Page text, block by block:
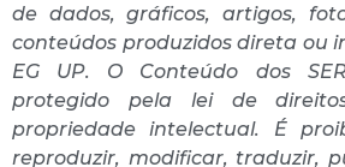
de dados, gráficos, artigos,
conteúdos produzidos direta ou
EG UP. O Conteúdo dos
protegido pela lei de
propriedade intelectual. É
reproduzir, modificar, traduzir,